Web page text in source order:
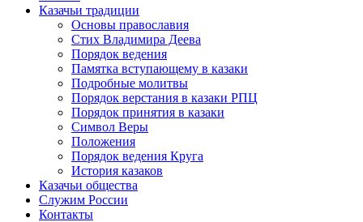
Казачьи традиции
Основы православия
Стих Владимира Деева
Порядок ведения
Памятка вступающему в казаки
Подробные молитвы
Порядок верстания в казаки РПЦ
Порядок принятия в казаки
Символ Веры
Положения
Порядок ведения Круга
История казаков
Казачьи общества
Служим России
Контакты